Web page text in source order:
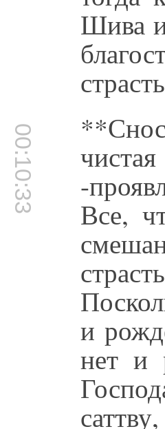
Шива
00:10:33 -
Все,
и
нет и